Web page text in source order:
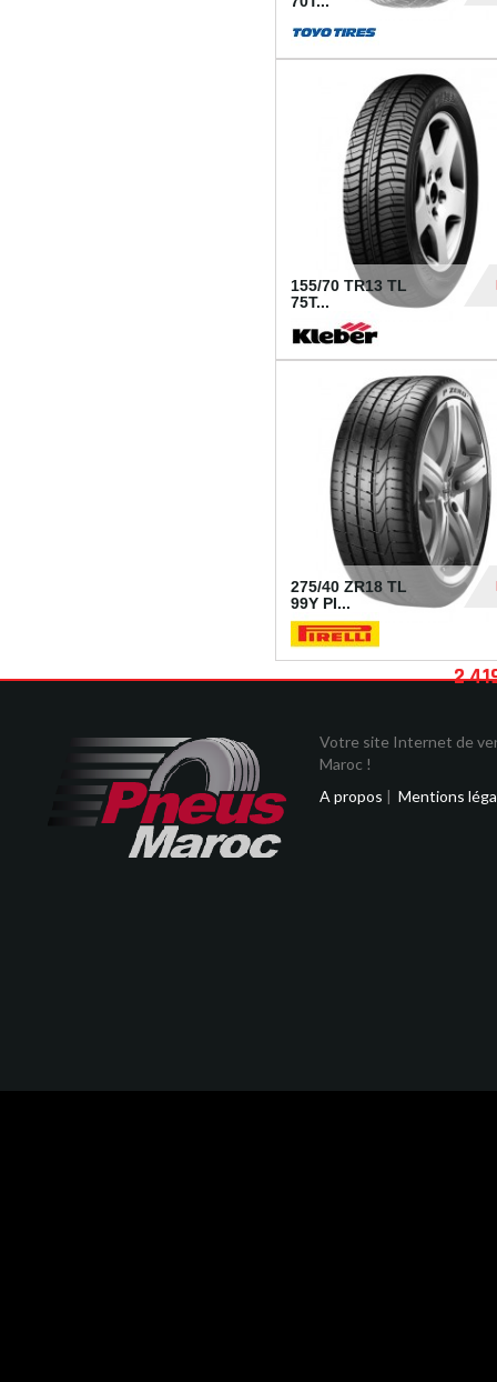
155/70 TR13 TL
75T...
275/40 ZR18 TL
99Y PI...
2
Votre site Internet de
Maroc !
A propos | Mentions